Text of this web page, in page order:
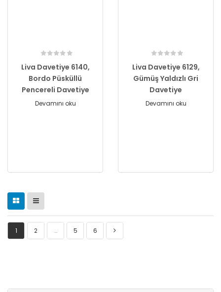
Liva Davetiye 6140,
Bordo Püsküllü
Pencereli Davetiye
Devamını oku
Liva Davetiye 6129,
Gümüş Yaldızlı Gri
Davetiye
Devamını oku
1 2 … 5 6